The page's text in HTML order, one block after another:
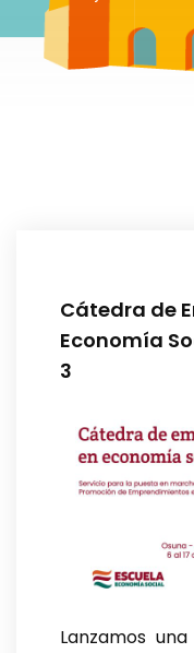
Cátedra de
Economía
3
Lanzamos